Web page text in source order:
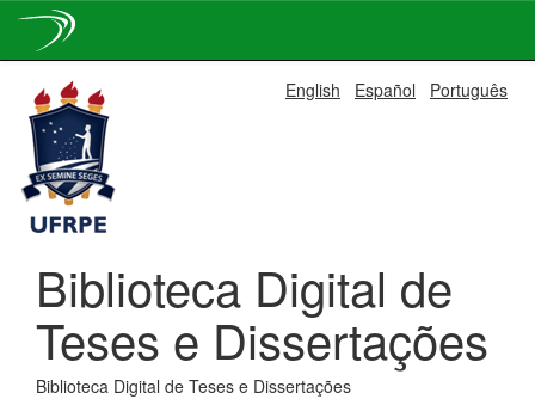
navigation
English Español Português
Biblioteca Digital de
Teses e Dissertações
Biblioteca Digital de Teses e Dissertações